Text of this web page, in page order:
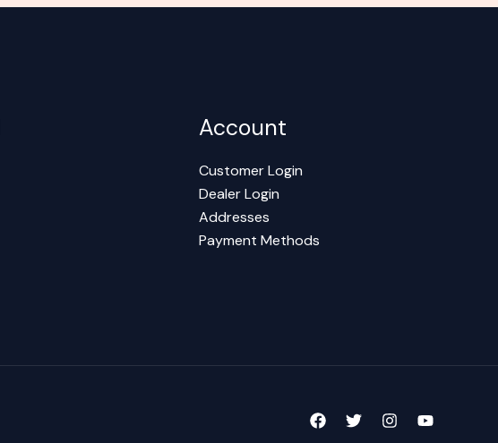
Account
Customer Login
Dealer Login
Addresses
Payment Methods